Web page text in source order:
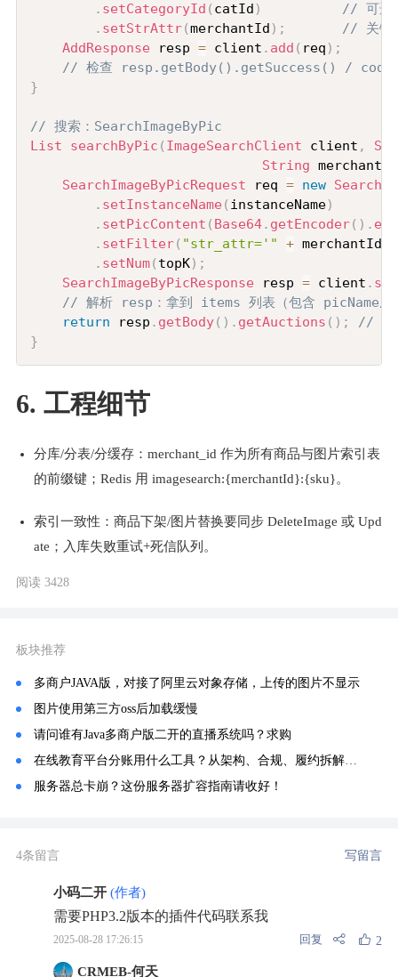
. setCategoryId ( catId )
// 可选
. setStrAttr(merchantId ) ;
// 关键
AddResponse resp = client . add ( req ) ;
// 检查 resp.getBody().getSuccess() / code
}
// 搜索：SearchImageByPic
List
searchByPic ( ImageSearchClient client ,
String merchantId
SearchImageByPicRequest req = new
. setInstanceName( instanceName)
. setPicContent ( Base64. getEncoder( ) .
. setFilter( "str_attr='" + merchantId
. setNum( topK) ;
SearchImageByPicResponse resp = client .
// 解析 resp：拿到 items 列表（包含 picName/
return resp . getBody( ) . getAuctions ( ) ;
// 命
}
6. 工程细节
分库/分表/分缓存：merchant_id 作为所有商品与图片索引表
的前缀键；Redis 用 imagesearch:{merchantId}:{sku}。
索引一致性：商品下架/图片替换要同步 DeleteImage 或 Upd
ate；入库失败重试+死信队列。
阅读 3428
板块推荐
多商户JAVA版，对接了阿里云对象存储，上传的图片不显示
图片使用第三方oss后加载缓慢
请问谁有Java多商户版二开的直播系统吗？求购
在线教育平台分账用什么工具？从架构、合规、履约拆解，为何行业 90% 平台统一选用分账链
服务器总卡崩？这份服务器扩容指南请收好！
4条留言 写留言
小码二开 (作者)
需要PHP3.2版本的插件代码联系我
2025-08-28 17:26:15 回复 2
CRMEB-何天